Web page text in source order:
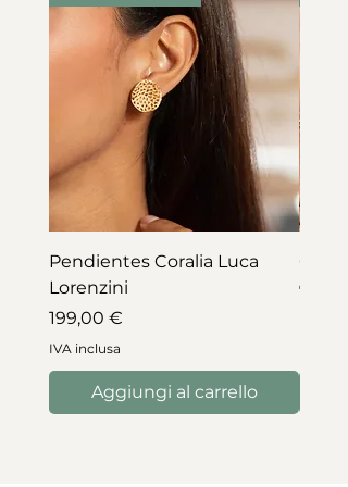
Pendientes Coralia Luca
Lorenzini
Prezzo
199,00 €
IVA inclusa
Aggiungi al carrello
Prezzo